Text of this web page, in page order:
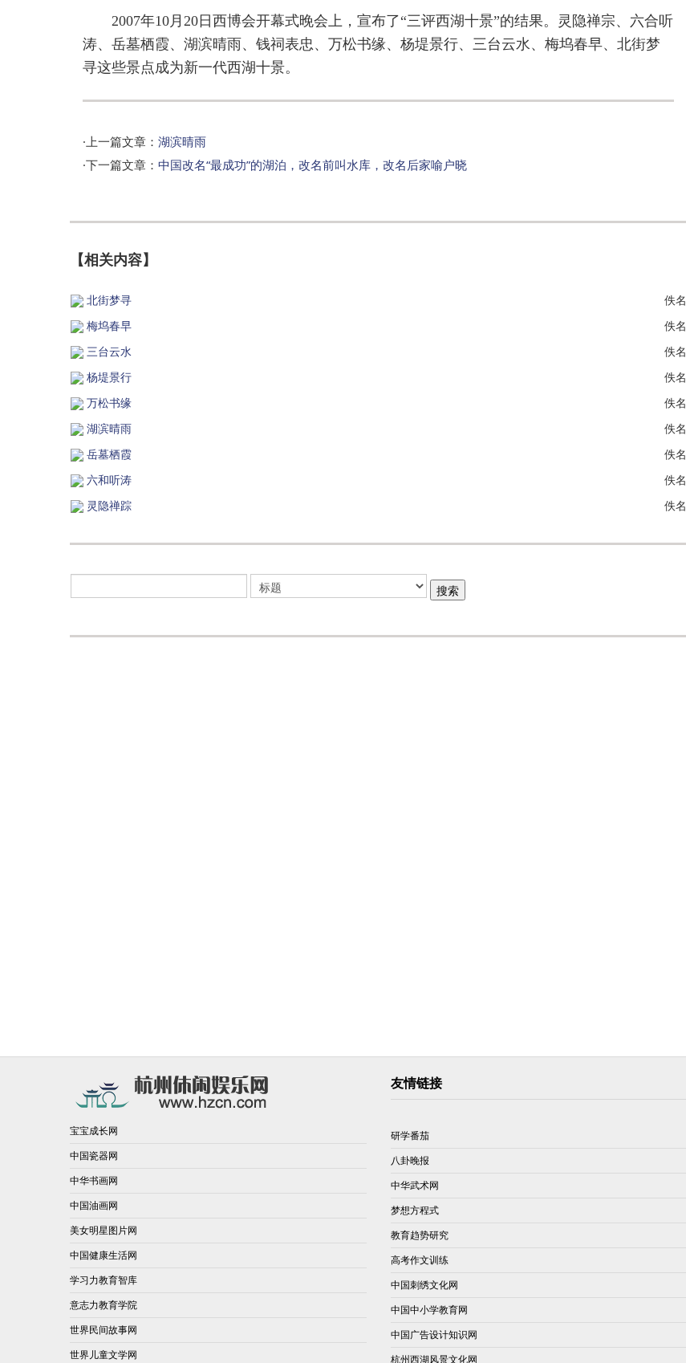
2007年10月20日西博会开幕式晚会上，宣布了“三评西湖十景”的结果。灵隐禅宗、六合听
涛、岳墓栖霞、湖滨晴雨、钱祠表忠、万松书缘、杨堤景行、三台云水、梅坞春早、北街梦
寻这些景点成为新一代西湖十景。
·上一篇文章： 湖滨晴雨
·下一篇文章： 中国改名“最成功”的湖泊，改名前叫水库，改名后家喻户晓
【相关内容】
北街梦寻
佚名
梅坞春早
佚名
三台云水
佚名
杨堤景行
佚名
万松书缘
佚名
湖滨晴雨
佚名
岳墓栖霞
佚名
六和听涛
佚名
灵隐禅踪
佚名
宝宝成长网
中国瓷器网
中华书画网
中国油画网
美女明星图片网
中国健康生活网
学习力教育智库
意志力教育学院
世界民间故事网
世界儿童文学网
友情链接
研学番茄
八卦晚报
中华武术网
梦想方程式
教育趋势研究
高考作文训练
中国刺绣文化网
中国中小学教育网
中国广告设计知识网
杭州西湖风景文化网